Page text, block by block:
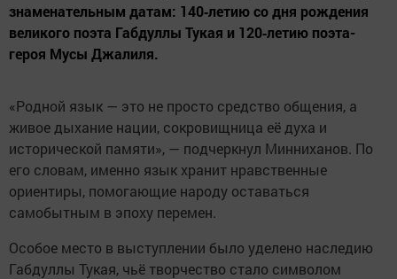
знаменательным датам: 140‑летию со дня рождения
великого поэта Габдуллы Тукая и 120‑летию поэта-
героя Мусы Джалиля.
«Родной язык — это не просто средство общения, а
живое дыхание нации, сокровищница её духа и
исторической памяти», — подчеркнул Минниханов. По
его словам, именно язык хранит нравственные
ориентиры, помогающие народу оставаться
самобытным в эпоху перемен.
Особое место в выступлении было уделено наследию
Габдуллы Тукая, чьё творчество стало символом